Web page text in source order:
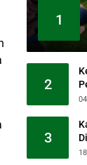
1
2
3